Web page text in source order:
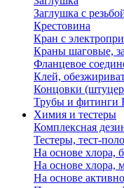
Заглушка с
Крестовина
Кран с
Краны шаговые,
Фланцевое
Клей,
Концовки
Трубы и
Химия и тестеры
Комплексная
Тестеры, тест-
На основе хлора,
На основе хлора,
На основе